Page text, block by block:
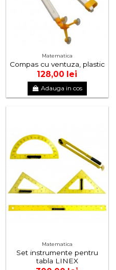
Matematica
Compas cu ventuza, plastic
128,00 lei
Adauga in cos
Matematica
Set instrumente pentru
tabla LINEX